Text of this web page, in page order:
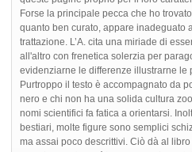
Forse la principale pecca che ho
quanto ben curato, appare inadeguato
trattazione. L’A. cita una miriade di
all'altro con frenetica solerzia per
evidenziarne le differenze illustrarne le
Purtroppo il testo è accompagnato da
nero e chi non ha una solida cultura
nomi scientifici fa fatica a orientarsi.
bestiari, molte figure sono semplici
ma assai poco descrittivi. Ciò dà al